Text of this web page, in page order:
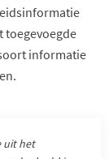
toegevoegde
informatie
uit het